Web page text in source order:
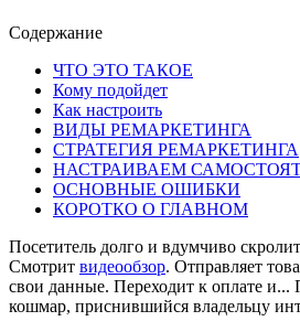
Содержание
ЧТО ЭТО ТАКОЕ
Кому подойдет
Как настроить
ВИДЫ РЕМАРКЕТИНГА
СТРАТЕГИЯ РЕМАРКЕТИНГА
НАСТРАИВАЕМ
ОСНОВНЫЕ ОШИБКИ
КОРОТКО О ГЛАВНОМ
Посетитель долго и вдумчиво
Смотрит видеообзор. Отправляет
свои данные. Переходит к оплате и...
кошмар, приснившийся владельцу